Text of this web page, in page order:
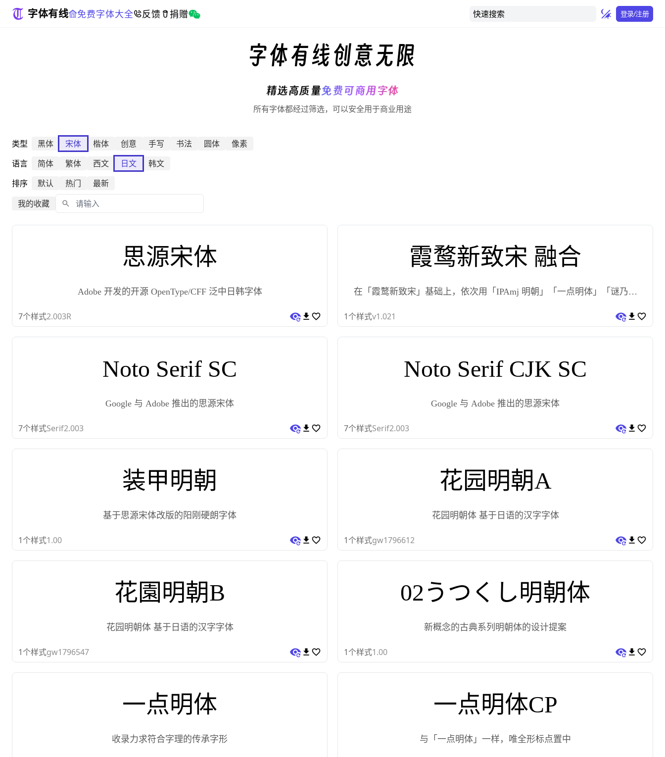
字体有线 免费字体大全 反馈 捐赠 快速搜索 登录/注册
字体有线创意无限
精选高质量免费可商用字体
所有字体都经过筛选，可以安全用于商业用途
类型 黑体 宋体 楷体 创意 手写 书法 圆体
像素
语言
简体 繁体 西文 日文
韩文
排序
默认 热门
最新
我的收藏
思源宋体
Adobe 开发的开源 OpenType/CFF 泛中日韩字体
7个样式2.003R
霞鹜新致宋 融合
在「霞鹜新致宋」基础上，依次用「IPAmj 明朝」「一点明体」「谜乃明
1个样式v1.021
Noto Serif SC
Google 与 Adobe 推出的思源宋体
7个样式Serif2.003
Noto Serif CJK SC
Google 与 Adobe 推出的思源宋体
7个样式Serif2.003
装甲明朝
基于思源宋体改版的阳刚硬朗字体
1个样式1.00
花园明朝A
花园明朝体 基于日语的汉字字体
1个样式gw1796612
花園明朝B
花园明朝体 基于日语的汉字字体
1个样式gw1796547
02うつくし明朝体
新概念的古典系列明朝体的设计提案
1个样式1.00
一点明体
收录力求符合字理的传承字形
一点明体CP
与「一点明体」一样，唯全形标点置中